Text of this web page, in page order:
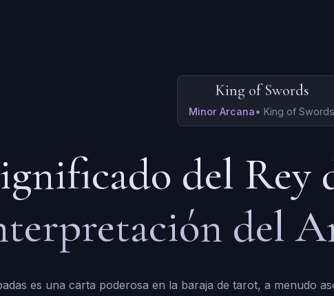
King of Swords
Minor Arcana• King of Swords
del Rey
del
es una carta poderosa en la baraja de tarot, a menudo